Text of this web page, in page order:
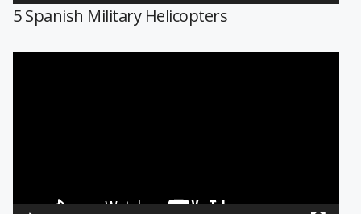
5 Spanish Military Helicopters